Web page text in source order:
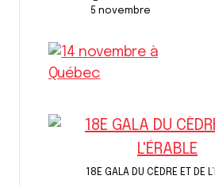
5 novembre
18E GALA DU CÈDRE ET DE